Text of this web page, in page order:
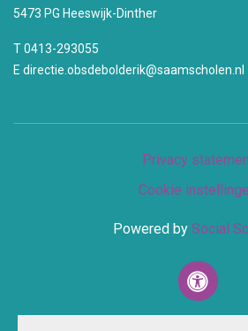
5473 PG Heeswijk-Dinther
T 0413-293055
E ​​​​​​​directie.obsdebolderik@saamscholen.nl
Privacy
Cookie
Powered by Social